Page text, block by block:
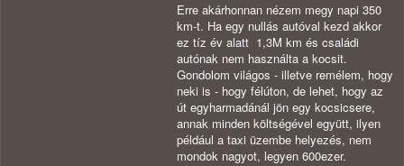
Erre akárhonnan nézem megy napi 350
km-t. Ha egy nullás autóval kezd akkor
ez tíz év alatt 1,3M km és családi
autónak nem használta a kocsit.
Gondolom világos - illetve remélem, hogy
neki is - hogy félúton, de lehet, hogy az
út egyharmadánál jön egy kocsicsere,
annak minden költségével együtt, ilyen
például a taxi üzembe helyezés, nem
mondok nagyot, legyen 600ezer.